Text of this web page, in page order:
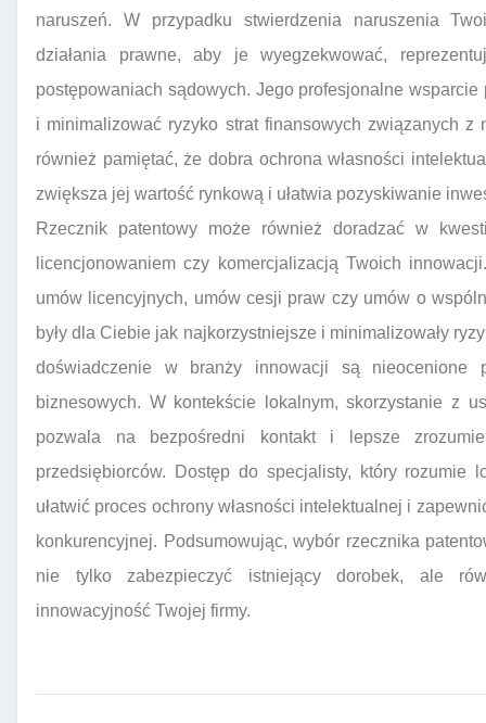
naruszeń. W przypadku stwierdzenia naruszenia
działania prawne, aby je wyegzekwować,
postępowaniach sądowych. Jego profesjonalne
i minimalizować ryzyko strat finansowych związanych z
również pamiętać, że dobra ochrona własności
zwiększa jej wartość rynkową i ułatwia pozyskiwanie
Rzecznik patentowy może również doradzać w
licencjonowaniem czy komercjalizacją Twoich
umów licencyjnych, umów cesji praw czy umów o
były dla Ciebie jak najkorzystniejsze i minimalizowały
doświadczenie w branży innowacji są nieocenione
biznesowych. W kontekście lokalnym, skorzystanie z
pozwala na bezpośredni kontakt i lepsze
przedsiębiorców. Dostęp do specjalisty, który rozumie
ułatwić proces ochrony własności intelektualnej i
konkurencyjnej. Podsumowując, wybór rzecznika
nie tylko zabezpieczyć istniejący dorobek, ale
innowacyjność Twojej firmy.